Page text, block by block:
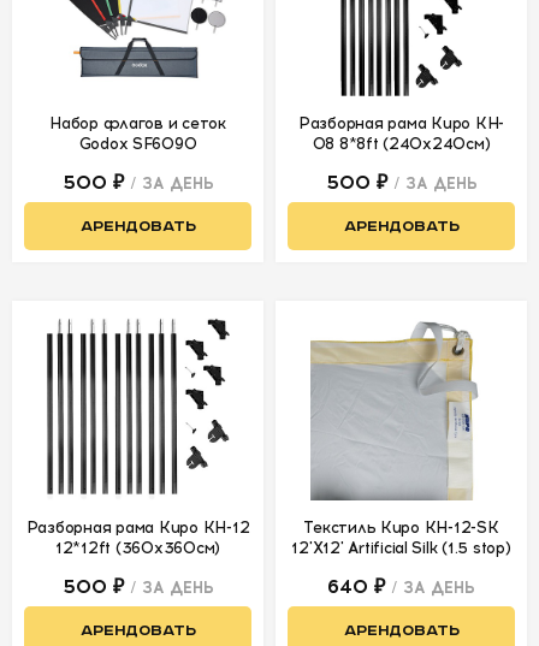
Набор флагов и сеток
Godox SF6090
500 ₽ / ЗА ДЕНЬ
АРЕНДОВАТЬ
Разборная рама Kupo KH-
08 8*8ft (240х240см)
500 ₽ / ЗА ДЕНЬ
АРЕНДОВАТЬ
Разборная рама Kupo KH-12
12*12ft (360х360см)
500 ₽ / ЗА ДЕНЬ
АРЕНДОВАТЬ
Текстиль Kupo KH-12-SK
12'X12' Artificial Silk (1.5 stop)
640 ₽ / ЗА ДЕНЬ
АРЕНДОВАТЬ